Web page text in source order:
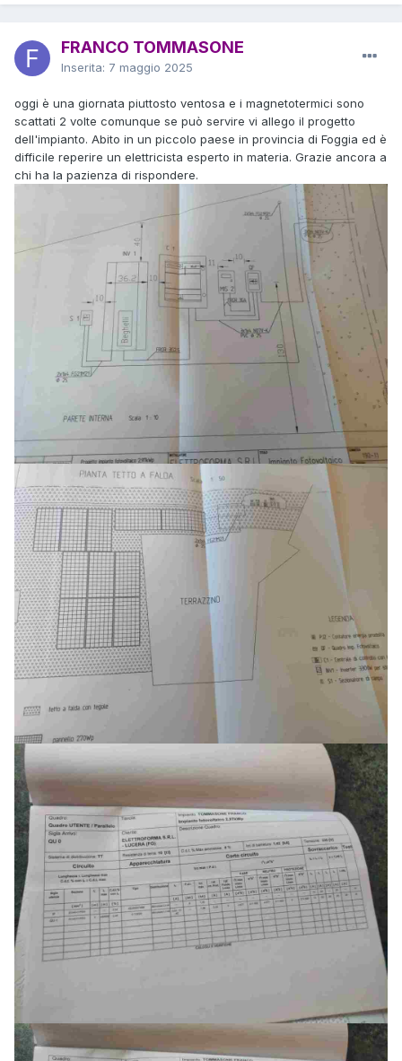
FRANCO TOMMASONE
Inserita: 7 maggio 2025
oggi è una giornata piuttosto ventosa e i magnetotermici sono
scattati 2 volte comunque se può servire vi allego il progetto
dell'impianto. Abito in un piccolo paese in provincia di Foggia ed è
difficile reperire un elettricista esperto in materia. Grazie ancora a
chi ha la pazienza di rispondere.